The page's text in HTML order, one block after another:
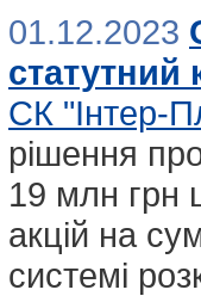
01.12.2023
статутний
СК "Інтер-
рішення
19 млн грн
акцій на
системі